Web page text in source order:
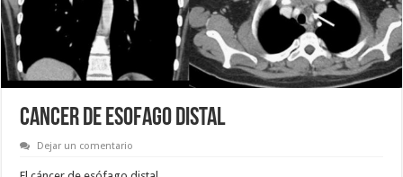
CANCER DE ESOFAGO DISTAL
Dejar un comentario